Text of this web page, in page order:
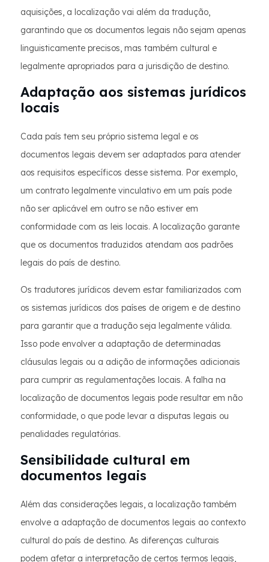
aquisições, a localização vai além da tradução,
garantindo que os documentos legais não sejam apenas
linguisticamente precisos, mas também cultural e
legalmente apropriados para a jurisdição de destino.
Adaptação aos sistemas jurídicos
locais
Cada país tem seu próprio sistema legal e os
documentos legais devem ser adaptados para atender
aos requisitos específicos desse sistema. Por exemplo,
um contrato legalmente vinculativo em um país pode
não ser aplicável em outro se não estiver em
conformidade com as leis locais. A localização garante
que os documentos traduzidos atendam aos padrões
legais do país de destino.
Os tradutores jurídicos devem estar familiarizados com
os sistemas jurídicos dos países de origem e de destino
para garantir que a tradução seja legalmente válida.
Isso pode envolver a adaptação de determinadas
cláusulas legais ou a adição de informações adicionais
para cumprir as regulamentações locais. A falha na
localização de documentos legais pode resultar em não
conformidade, o que pode levar a disputas legais ou
penalidades regulatórias.
Sensibilidade cultural em
documentos legais
Além das considerações legais, a localização também
envolve a adaptação de documentos legais ao contexto
cultural do país de destino. As diferenças culturais
podem afetar a interpretação de certos termos legais,